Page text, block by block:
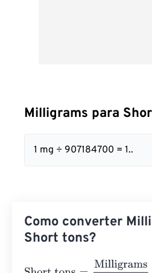
Milligrams para
1 mg ÷ 907184700 = 1..
Como converter
Short tons?
Short tons Milligrams